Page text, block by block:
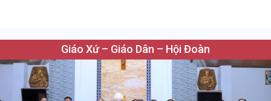
Giáo Xứ – Giáo Dân – Hội Đoàn